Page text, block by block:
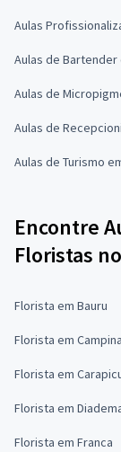
Aulas
Aulas de Bartender
Aulas de
Aulas de
Aulas de Turismo
Encontre
Floristas
Florista em Bauru
Florista em
Florista em
Florista em
Florista em Franca